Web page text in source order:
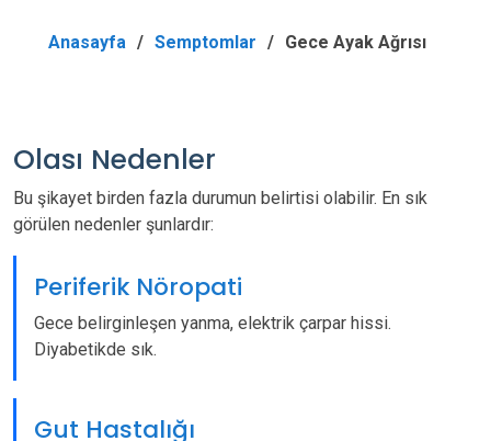
Anasayfa Semptomlar Gece Ayak Ağrısı
Olası Nedenler
Bu şikayet birden fazla durumun belirtisi olabilir. En sık
görülen nedenler şunlardır:
Periferik Nöropati
Gece belirginleşen yanma, elektrik çarpar hissi.
Diyabetikde sık.
Gut Hastalığı